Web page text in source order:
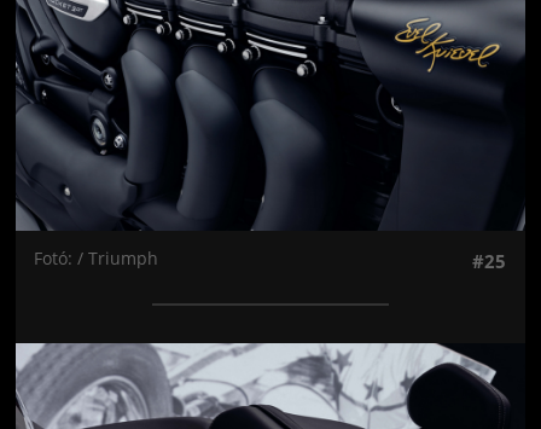
Fotó: / Triumph #25
Jön még kép!